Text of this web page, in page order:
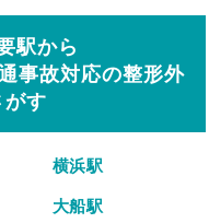
駅から
事故対応の整形外
がす
横浜駅
大船駅